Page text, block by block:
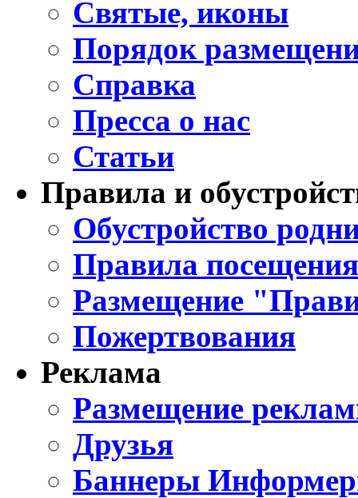
Святые, иконы
Порядок
Справка
Пресса о нас
Статьи
Правила и
Обустройство
Правила
Размещение
Пожертвования
Реклама
Размещение
Друзья
Баннеры